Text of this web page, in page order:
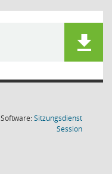
Software:Sitzungsdienst
Session(Wird in